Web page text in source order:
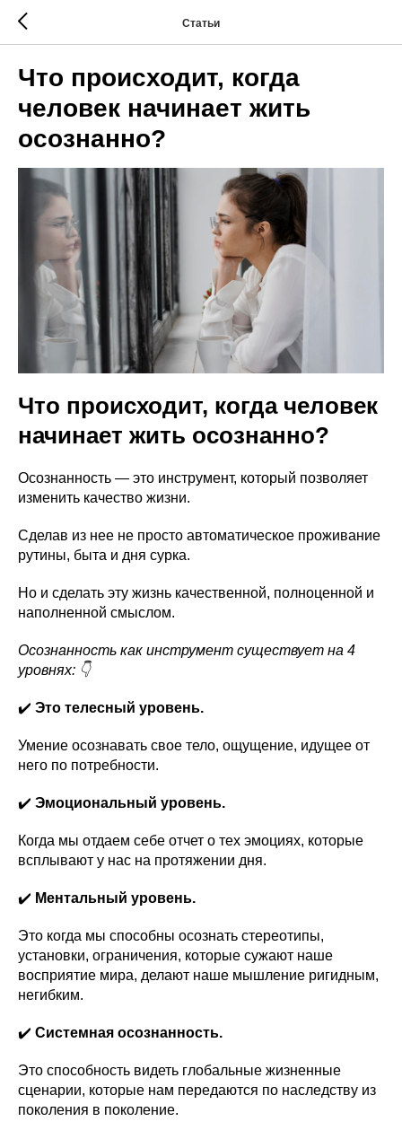
Статьи
Что происходит, когда
человек начинает жить
осознанно?
Что происходит, когда человек
начинает жить осознанно?
Осознанность — это инструмент, который позволяет
изменить качество жизни.
Сделав из нее не просто автоматическое проживание
рутины, быта и дня сурка.
Но и сделать эту жизнь качественной, полноценной и
наполненной смыслом.
Осознанность как инструмент существует на 4
уровнях: 👇
✔️ Это телесный уровень.
Умение осознавать свое тело, ощущение, идущее от
него по потребности.
✔️ Эмоциональный уровень.
Когда мы отдаем себе отчет о тех эмоциях, которые
всплывают у нас на протяжении дня.
✔️ Ментальный уровень.
Это когда мы способны осознать стереотипы,
установки, ограничения, которые сужают наше
восприятие мира, делают наше мышление ригидным,
негибким.
✔️ Системная осознанность.
Это способность видеть глобальные жизненные
сценарии, которые нам передаются по наследству из
поколения в поколение.